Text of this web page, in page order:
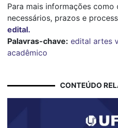
Para mais informações como
necessários, prazos e
edital.
Palavras-chave: edital artes
acadêmico
CONTEÚDO